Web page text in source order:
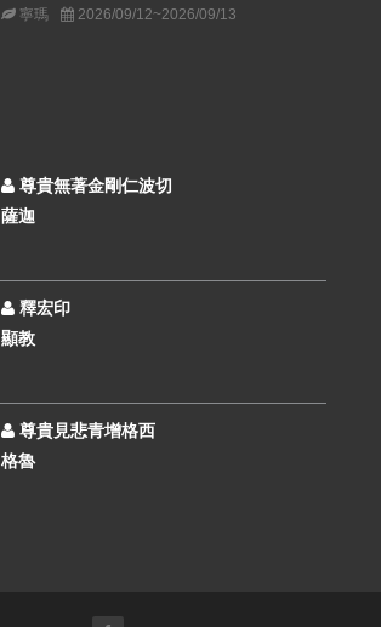
寧瑪 2026/09/12~2026/09/13
尊貴無著金剛仁波切
薩迦
釋宏印
顯教
尊貴見悲青增格西
格魯